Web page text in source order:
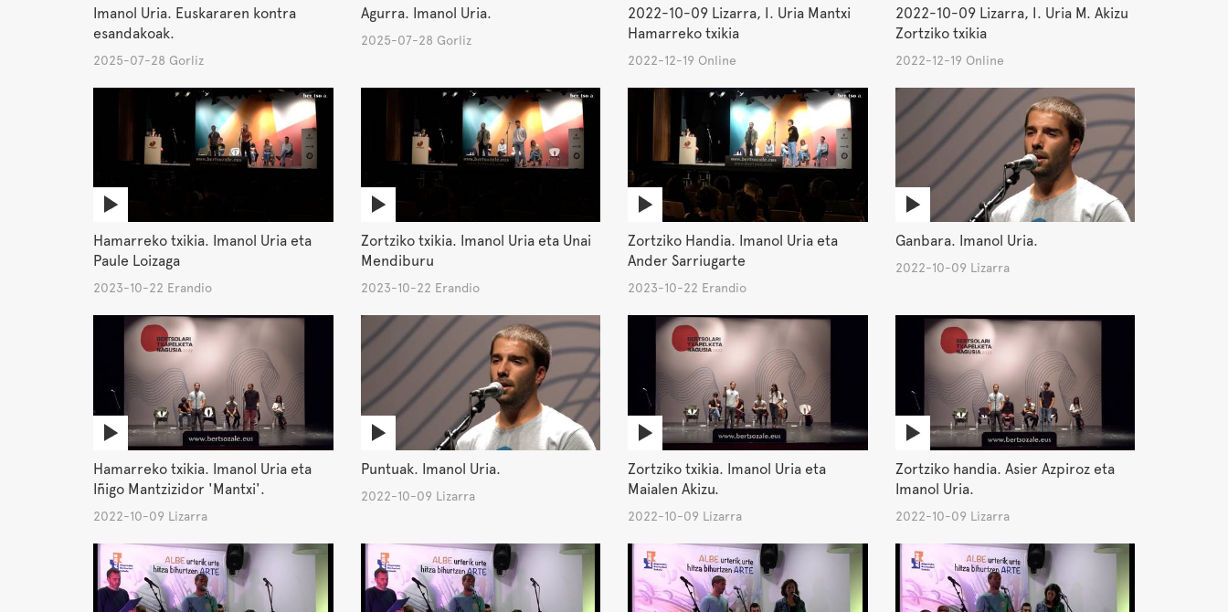
Imanol Uria. Euskararen kontra
esandakoak.
2025-07-28 Gorliz
Agurra. Imanol Uria.
2025-07-28 Gorliz
2022-10-09 Lizarra, I. Uria Mantxi
Hamarreko txikia
2022-12-19 Online
2022-10-09 Lizarra, I. Uria M. Akizu
Zortziko txikia
2022-12-19 Online
Hamarreko txikia. Imanol Uria eta
Paule Loizaga
2023-10-22 Erandio
Zortziko txikia. Imanol Uria eta Unai
Mendiburu
2023-10-22 Erandio
Zortziko Handia. Imanol Uria eta
Ander Sarriugarte
2023-10-22 Erandio
Ganbara. Imanol Uria.
2022-10-09 Lizarra
Hamarreko txikia. Imanol Uria eta
Iñigo Mantzizidor 'Mantxi'.
2022-10-09 Lizarra
Puntuak. Imanol Uria.
2022-10-09 Lizarra
Zortziko txikia. Imanol Uria eta
Maialen Akizu.
2022-10-09 Lizarra
Zortziko handia. Asier Azpiroz eta
Imanol Uria.
2022-10-09 Lizarra